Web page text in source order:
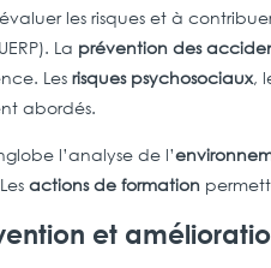
les risques et à
La prévention des
Lesrisques psychosociaux,
abordés.
l’analyse de l’
actions de formation
et